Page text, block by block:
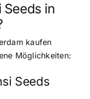
in
kaufen
Möglichkeiten:
Seeds